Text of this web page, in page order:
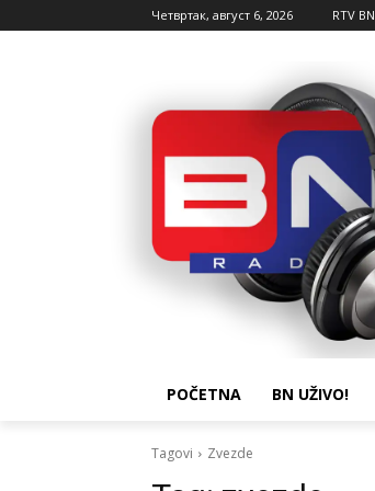
Четвртак, август 6, 2026 RTV BN
POČETNA BN UŽIVO!
Tagovi Zvezde